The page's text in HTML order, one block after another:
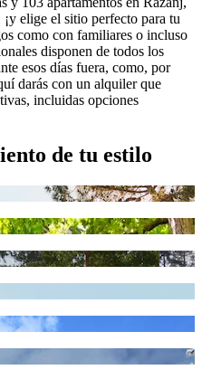
elige el sitio perfecto para tu
como con familiares o incluso
disponen de todos los
esos días fuera, como, por
darás con un alquiler que
incluidas opciones
de tu estilo